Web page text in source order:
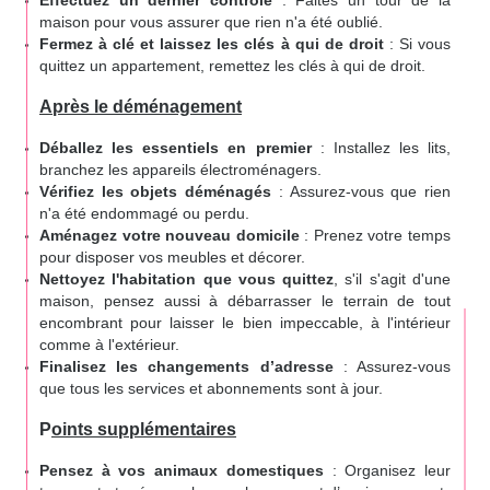
maison pour vous assurer que rien n'a été oublié.
Fermez à clé et laissez les clés à qui de droit: Si vous
quittez un appartement, remettez les clés à qui de droit.
Après le déménagement
Déballez les essentiels en premier: Installez les lits,
branchez les appareils électroménagers.
Vérifiez les objets déménagés : Assurez-vous que rien
n'a été endommagé ou perdu.
Aménagez votre nouveau domicile: Prenez votre temps
pour disposer vos meubles et décorer.
Nettoyez l'habitation que vous quittez , s'il s'agit d'une
maison, pensez aussi à débarrasser le terrain de tout
encombrant pour laisser le bien impeccable, à l'intérieur
comme à l'extérieur.
Finalisez les changements d’adresse: Assurez-vous
que tous les services et abonnements sont à jour.
Points supplémentaires
Pensez à vos animaux domestiques : Organisez leur